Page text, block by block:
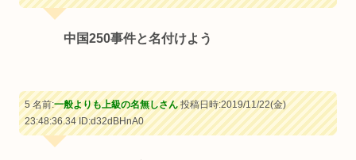
中国250事件と名付けよう
5 名前:一般よりも上級の名無しさん投稿日時:2019/11/22(金)
23:48:36.34ID:d32dBHnA0